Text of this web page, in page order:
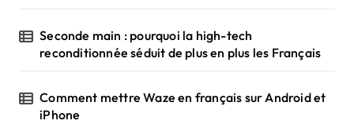
Seconde main : pourquoi la high-tech
reconditionnée séduit de plus en plus les Français
Comment mettre Waze en français sur Android et
iPhone